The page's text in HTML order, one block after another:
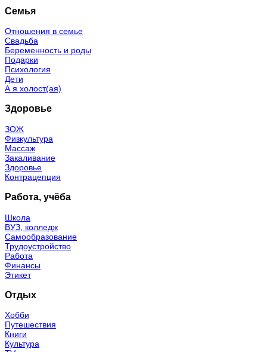
Семья
Отношения в семье
Свадьба
Беременность и роды
Подарки
Психология
Дети
А я холост(ая)
Здоровье
ЗОЖ
Физкультура
Массаж
Закаливание
Здоровье
Контрацепция
Работа, учёба
Школа
ВУЗ, колледж
Самообразование
Трудоустройство
Работа
Финансы
Этикет
Отдых
Хобби
Путешествия
Книги
Культура